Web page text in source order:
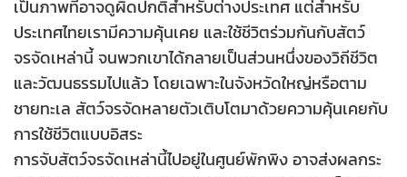
เป็นภาพที่อาจดูผิดปกติสำหรับต่างประเทศ แต่สำหรับ
ประเทศไทยเรามีความคุ้นเคย และใช้ชีวิตร่วมกันกับสัตว์
จรจัดเหล่านี้ จนพวกเขาได้กลายเป็นส่วนหนึ่งของวิถีชีวิต
และวัฒนธรรมไปแล้ว โดยเฉพาะในจังหวัดใหญ่หรือตาม
ชายทะเล สัตว์จรจัดหลายตัวเติบโตมาด้วยความคุ้นเคยกับ
การใช้ชีวิตแบบอิสระ
การจับสัตว์จรจัดเหล่านี้ไปอยู่ในศูนย์พักพิง อาจส่งผลกระ